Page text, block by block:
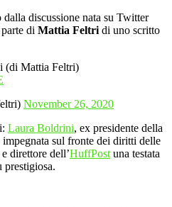
discussione nata su Twitter
di Mattia Feltri di uno scritto
(di Mattia Feltri)
November 26, 2020
Laura Boldrini, ex presidente della
sul fronte dei diritti delle
direttore dell’HuffPost una testata
prestigiosa.